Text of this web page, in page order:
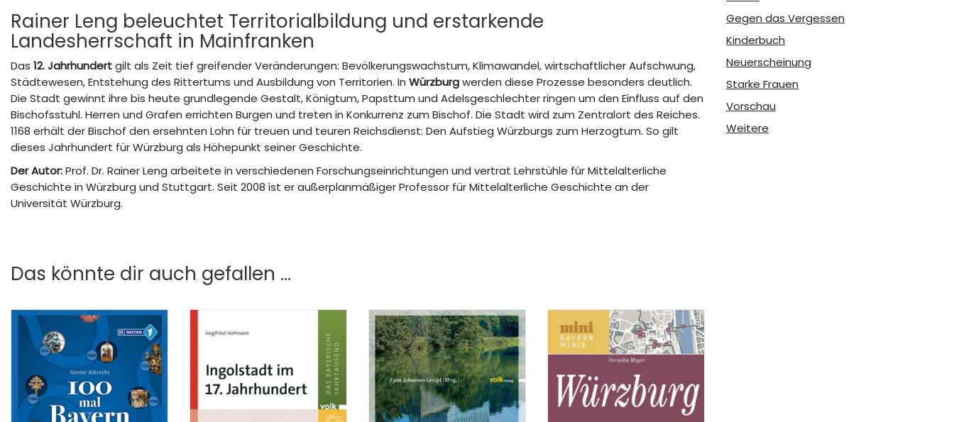
Rainer Leng beleuchtet Territorialbildung und erstarkende
Landesherrschaft in Mainfranken
Das 12. Jahrhundertgilt als Zeit tief greifender Veränderungen: Bevölkerungswachstum, Klimawandel, wirtschaftlicher Aufschwung,
Städtewesen, Entstehung des Rittertums und Ausbildung von Territorien. In Würzburgwerden diese Prozesse besonders deutlich.
Die Stadt gewinnt ihre bis heute grundlegende Gestalt, Königtum, Papsttum und Adelsgeschlechter ringen um den Einfluss auf den
Bischofsstuhl. Herren und Grafen errichten Burgen und treten in Konkurrenz zum Bischof. Die Stadt wird zum Zentralort des Reiches.
1168 erhält der Bischof den ersehnten Lohn für treuen und teuren Reichsdienst: Den Aufstieg Würzburgs zum Herzogtum. So gilt
dieses Jahrhundert für Würzburg als Höhepunkt seiner Geschichte.
Der Autor:Prof. Dr. Rainer Leng arbeitete in verschiedenen Forschungseinrichtungen und vertrat Lehrstühle für Mittelalterliche
Geschichte in Würzburg und Stuttgart. Seit 2008 ist er außerplanmäßiger Professor für Mittelalterliche Geschichte an der
Universität Würzburg.
Das könnte dir auch gefallen …
Gegen das Vergessen
Kinderbuch
Neuerscheinung
Starke Frauen
Vorschau
Weitere